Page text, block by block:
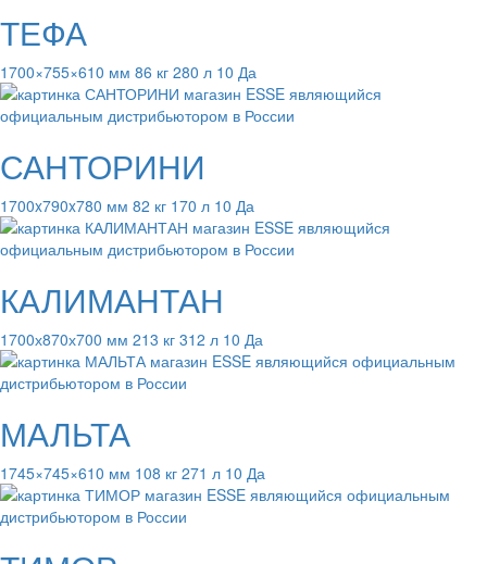
ТЕФА
1700×755×610 мм 86 кг 280 л 10 Да
САНТОРИНИ
1700x790x780 мм 82 кг 170 л 10 Да
КАЛИМАНТАН
1700х870х700 мм 213 кг 312 л 10 Да
МАЛЬТА
1745×745×610 мм 108 кг 271 л 10 Да